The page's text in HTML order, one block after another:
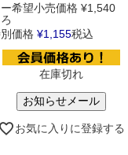
ー希望小売価格 ¥1,540
価格 ¥1,155税込
在庫切れ
お知らせメール
お気に入りに登録する